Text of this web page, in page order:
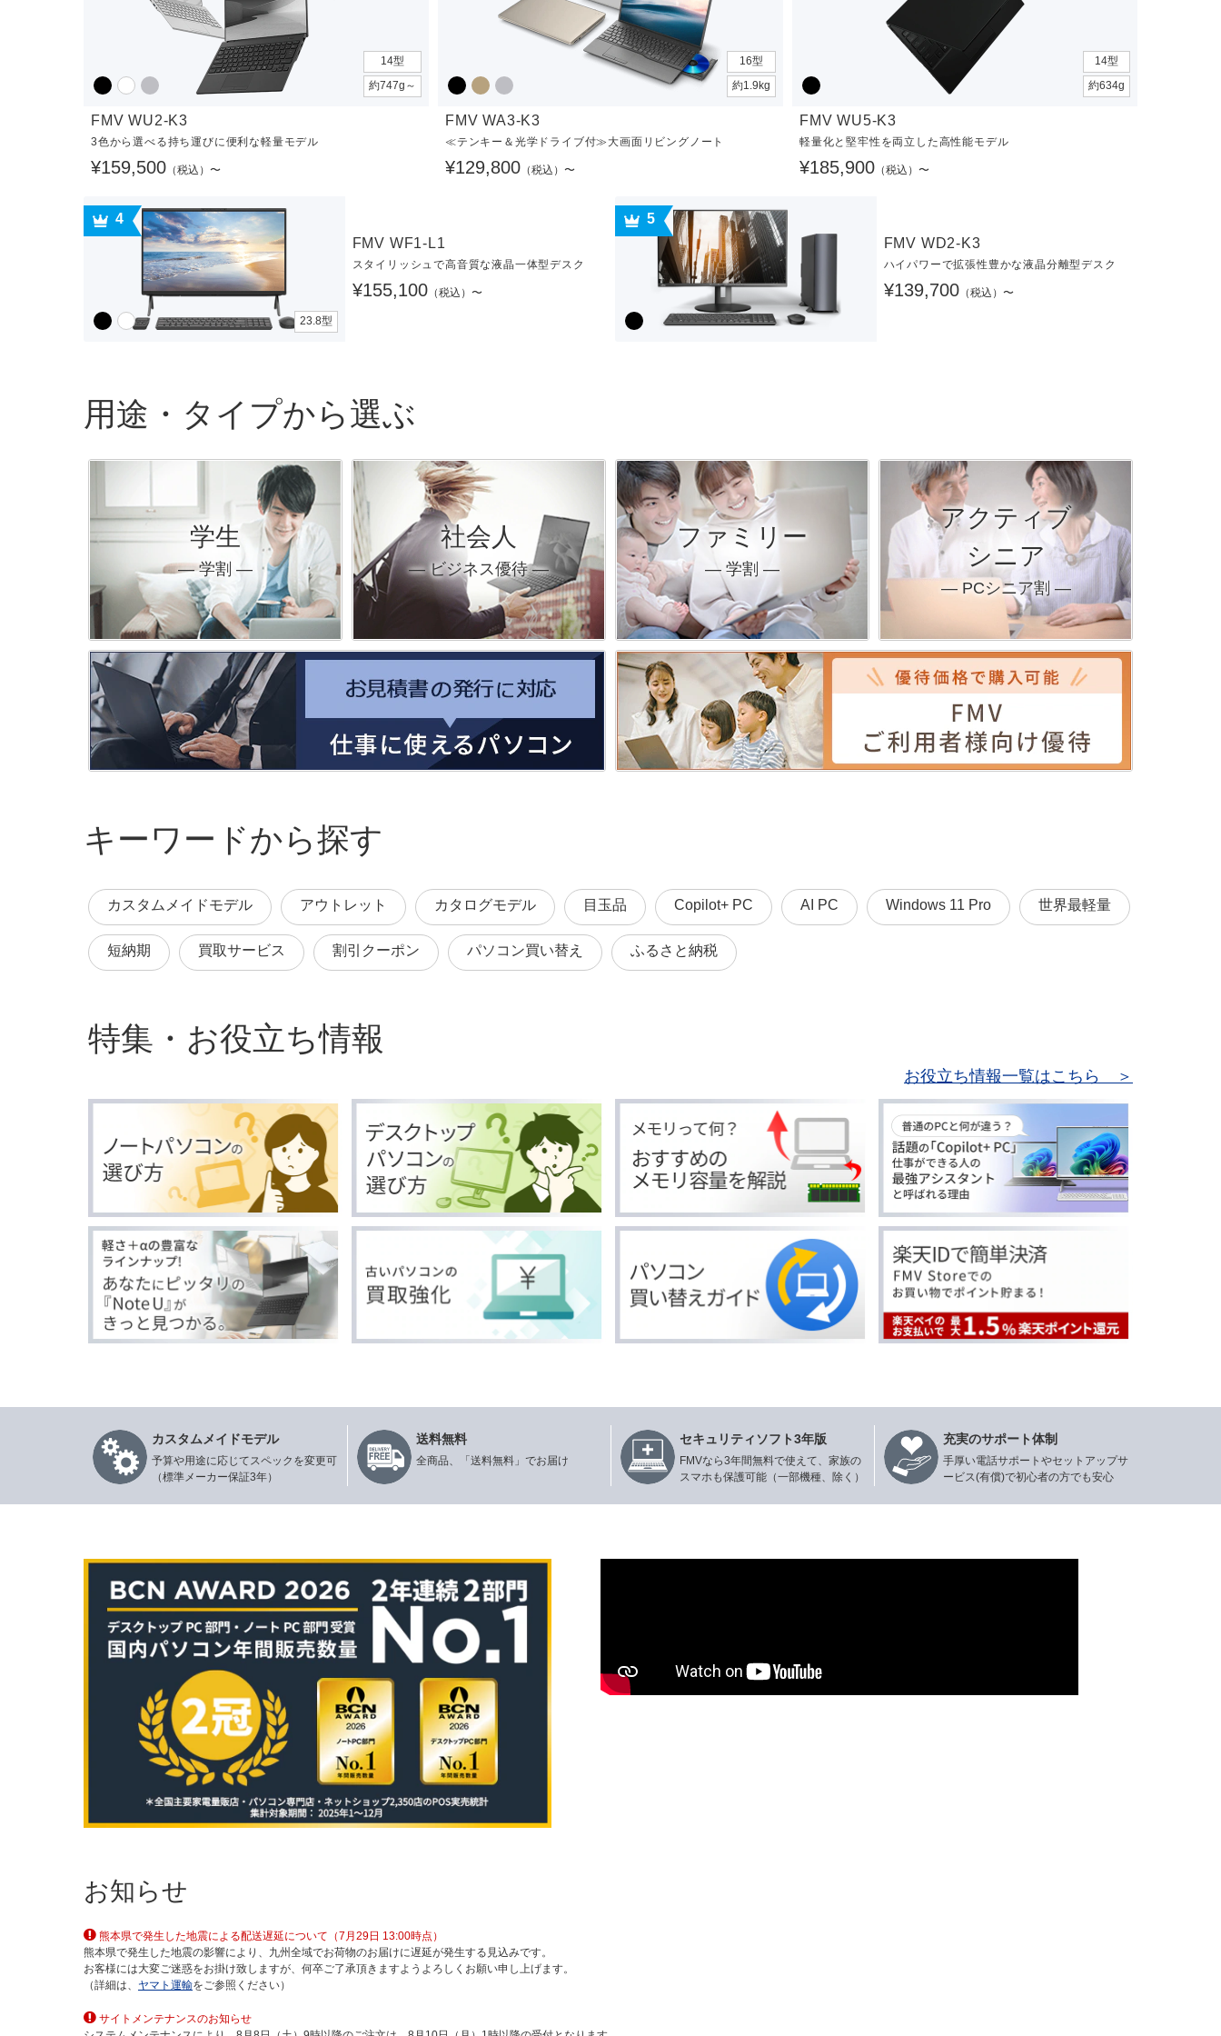
14型
約747g～
FMV WU2-K3
3色から選べる持ち運びに便利な軽量モデル
¥159,500 （税込）〜
16型
約1.9kg
FMV WA3-K3
≪テンキー＆光学ドライブ付≫大画面リビングノート
¥129,800 （税込）〜
14型
約634g
FMV WU5-K3
軽量化と堅牢性を両立した高性能モデル
¥185,900 （税込）〜
4
23.8型
FMV WF1-L1
スタイリッシュで高音質な液晶一体型デスク
¥155,100（税込）〜
5
FMV WD2-K3
ハイパワーで拡張性豊かな液晶分離型デスク
¥139,700（税込）〜
用途・タイプから選ぶ
学生
― 学割 ―
社会人
― ビジネス優待 ―
ファミリー
― 学割 ―
アクティブ
シニア
― PCシニア割 ―
キーワードから探す
カスタムメイドモデル アウトレット カタログモデル 目玉品 Copilot+ PC AI PC Windows 11 Pro 世界最軽量
短納期 買取サービス 割引クーポン パソコン買い替え ふるさと納税
特集・お役立ち情報
お役立ち情報一覧はこちら ＞
カスタムメイドモデル
予算や用途に応じてスペックを変更可
（標準メーカー保証3年）
送料無料
全商品、「送料無料」でお届け
セキュリティソフト3年版
FMVなら3年間無料で使えて、家族の
スマホも保護可能（一部機種、除く）
充実のサポート体制
手厚い電話サポートやセットアップサ
ービス(有償)で初心者の方でも安心
お知らせ
熊本県で発生した地震による配送遅延について（7月29日 13:00時点）
熊本県で発生した地震の影響により、九州全域でお荷物のお届けに遅延が発生する見込みです。
お客様には大変ご迷惑をお掛け致しますが、何卒ご了承頂きますようよろしくお願い申し上げます。
（詳細は、 ヤマト運輸をご参照ください）
サイトメンテナンスのお知らせ